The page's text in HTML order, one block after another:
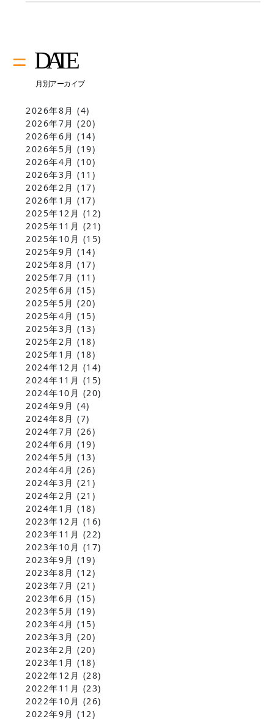
2026年8月 (4)
2026年7月 (20)
2026年6月 (14)
2026年5月 (19)
2026年4月 (10)
2026年3月 (11)
2026年2月 (17)
2026年1月 (17)
2025年12月 (12)
2025年11月 (21)
2025年10月 (15)
2025年9月 (14)
2025年8月 (17)
2025年7月 (11)
2025年6月 (15)
2025年5月 (20)
2025年4月 (15)
2025年3月 (13)
2025年2月 (18)
2025年1月 (18)
2024年12月 (14)
2024年11月 (15)
2024年10月 (20)
2024年9月 (4)
2024年8月 (7)
2024年7月 (26)
2024年6月 (19)
2024年5月 (13)
2024年4月 (26)
2024年3月 (21)
2024年2月 (21)
2024年1月 (18)
2023年12月 (16)
2023年11月 (22)
2023年10月 (17)
2023年9月 (19)
2023年8月 (12)
2023年7月 (21)
2023年6月 (15)
2023年5月 (19)
2023年4月 (15)
2023年3月 (20)
2023年2月 (20)
2023年1月 (18)
2022年12月 (28)
2022年11月 (23)
2022年10月 (26)
2022年9月 (12)